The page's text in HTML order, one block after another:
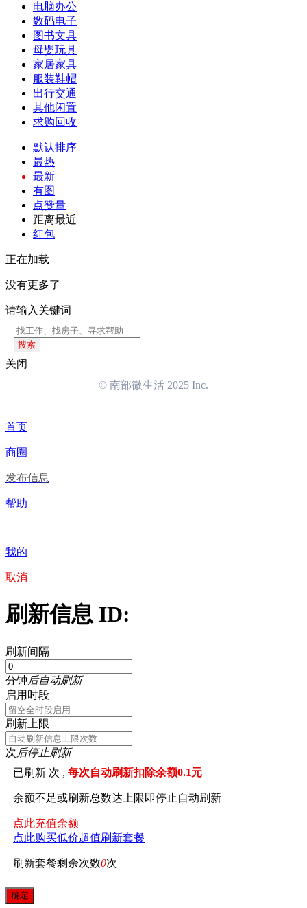
电脑办公
数码电子
图书文具
母婴玩具
家居家具
服装鞋帽
出行交通
其他闲置
求购回收
默认排序
最热
最新
有图
点赞量
距离最近
红包
正在加载
没有更多了
请输入关键词
搜索
关闭
© 南部微生活 2025 Inc.
首页
商圈
发布信息
帮助
我的
取消
刷新信息 ID:
刷新间隔
分钟后自动刷新
启用时段
刷新上限
次后停止刷新
已刷新 次 ,每次自动刷新扣除余额0.1元
余额不足或刷新总数达上限即停止自动刷新
点此充值余额
点此购买低价超值刷新套餐
刷新套餐剩余次数0次